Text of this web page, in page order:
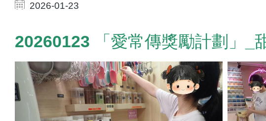
2026-01-23
20260123 「愛常傳獎勵計劃」_